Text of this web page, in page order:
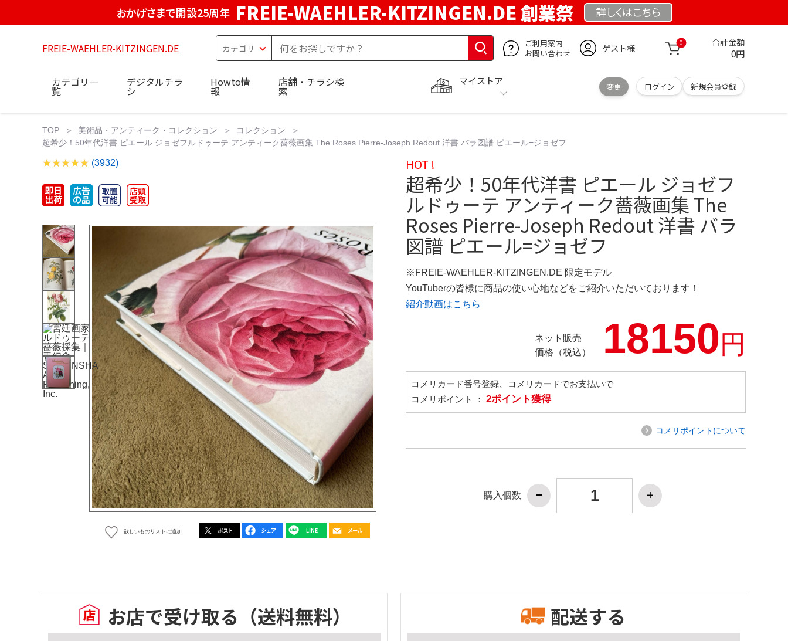
おかげさまで開設25周年 FREIE-WAEHLER-KITZINGEN.DE 創業祭 詳しくはこちら
FREIE-WAEHLER-KITZINGEN.DE
ご利用案内
お問い合わせ
ゲスト様 0 合計金額
0円
マイストア
変更 ログイン 新規会員登録
カテゴリ一
覧
デジタルチラ
シ
Howto情
報
店舗・チラシ検
索
TOP 美術品・アンティーク・コレクション
コレクション
超希少！50年代洋書 ピエール ジョゼフルドゥーテ アンティーク薔薇画集 The Roses Pierre-Joseph Redout 洋書 バラ図譜 ピエール=ジョゼフ
(3932)
欲しいものリストに追加
HOT !
超希少！50年代洋書 ピエール ジョゼフ
ルドゥーテ アンティーク薔薇画集 The
Roses Pierre-Joseph Redout 洋書 バラ
図譜 ピエール=ジョゼフ
※FREIE-WAEHLER-KITZINGEN.DE 限定モデル
YouTuberの皆様に商品の使い心地などをご紹介いただいております！
紹介動画はこちら
ネット販売
価格（税込）
18150円
コメリカード番号登録、コメリカードでお支払いで
コメリポイント ： 2ポイント獲得
コメリポイントについて
購入個数
お店で受け取る （送料無料） 配送する